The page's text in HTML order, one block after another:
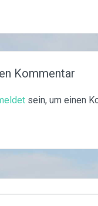
Kommentar
sein, um einen